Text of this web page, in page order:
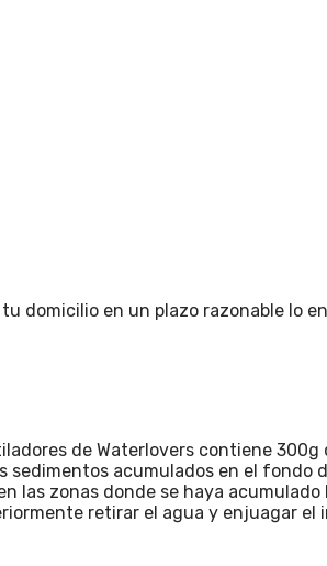
domicilio en un plazo razonable lo
de Waterlovers contiene
sedimentos acumulados en el fondo
las zonas donde se haya
retirar el agua y enjuagar el